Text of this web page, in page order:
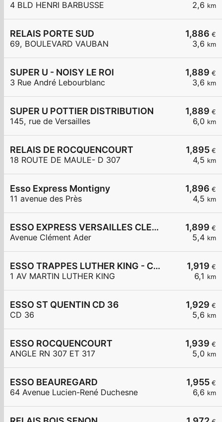
2,6 km
4 BLD HENRI BARBUSSE
1,886 €
3,6 km
RELAIS PORTE SUD
69, BOULEVARD VAUBAN
1,889 €
3,6 km
SUPER U - NOISY LE ROI
3 Rue André Lebourblanc
1,889 €
6,0 km
SUPER U POTTIER DISTRIBUTION
145, rue de Versailles
1,895 €
4,5 km
RELAIS DE ROCQUENCOURT
18 ROUTE DE MAULE- D 307
1,896 €
4,5 km
Esso Express Montigny
11 avenue des Près
1,899 €
5,4 km
ESSO EXPRESS VERSAILLES CLEMENT ADER
Avenue Clément Ader
1,919 €
6,1 km
ESSO TRAPPES LUTHER KING - CARREFOUR EXPRESS
1 AV MARTIN LUTHER KING
1,929 €
5,6 km
ESSO ST QUENTIN CD 36
CD 36
1,939 €
5,0 km
ESSO ROCQUENCOURT
ANGLE RN 307 ET 317
1,955 €
6,6 km
ESSO BEAUREGARD
64 Avenue Lucien-René Duchesne